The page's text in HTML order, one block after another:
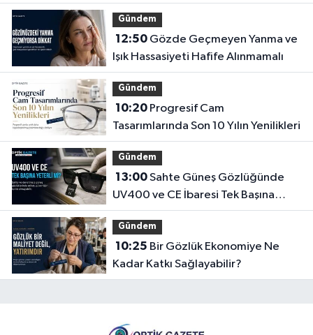
Gündem
12:50Gözde Geçmeyen Yanma ve
Işık Hassasiyeti Hafife Alınmamalı
Gündem
10:20Progresif Cam
Tasarımlarında Son 10 Yılın Yenilikleri
Gündem
13:00Sahte Güneş Gözlüğünde
UV400 ve CE İbaresi Tek Başına
Yeterli mi?
Gündem
10:25
Kadar Katkı Sağlayabilir?